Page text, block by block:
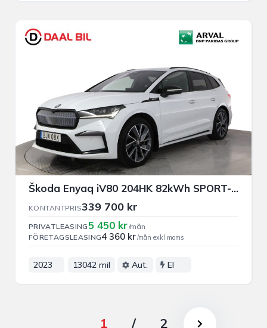
Škoda Enyaq iV80 204HK 82kWh SPORT-LINE DRAG B-KAMERA NFC VÄRMARE NAV
KONTANTPRIS339 700 kr
PRIVATLEASING5 450 kr/mån
FÖRETAGSLEASING4 360 kr/mån exkl moms
2023 13042 mil Aut. El
1 / 2